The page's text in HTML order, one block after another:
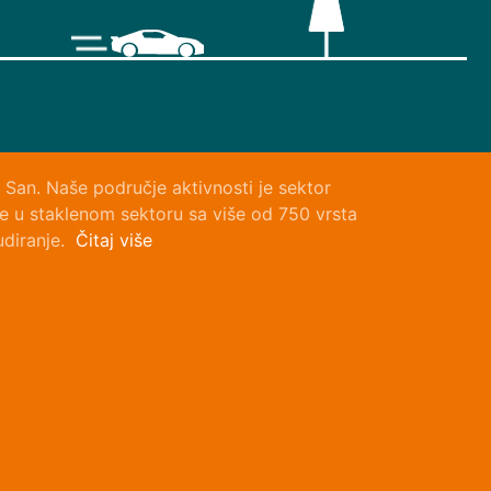
San. Naše područje aktivnosti je sektor
u staklenom sektoru sa više od 750 vrsta
Čitaj više